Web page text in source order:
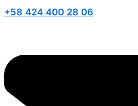
+58 424 400 28 06